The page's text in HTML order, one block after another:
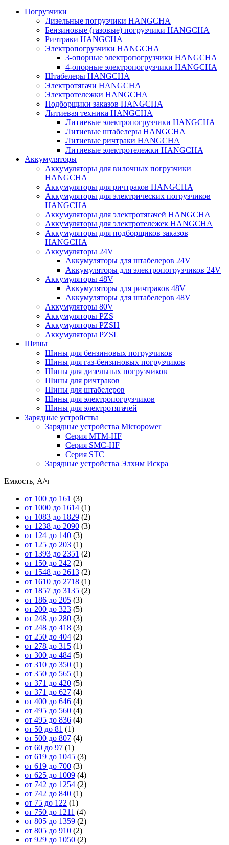
Погрузчики
Дизельные погрузчики HANGCHA
Бензиновые (газовые) погрузчики HANGCHA
Ричтраки HANGCHA
Электропогрузчики HANGCHA
3-опорные электропогрузчики HANGCHA
4-опорные электропогрузчики HANGCHA
Штабелеры HANGCHA
Электротягачи HANGCHA
Электротележки HANGCHA
Подборщики заказов HANGCHA
Литиевая техника HANGCHA
Литиевые электропогрузчики HANGCHA
Литиевые штабелеры HANGCHA
Литиевые ричтраки HANGCHA
Литиевые электротележки HANGCHA
Аккумуляторы
Аккумуляторы для вилочных погрузчики
HANGCHA
Аккумуляторы для ричтраков HANGCHA
Аккумуляторы для электрических погрузчиков
HANGCHA
Аккумуляторы для электротягачей HANGCHA
Аккумуляторы для электротележек HANGCHA
Аккумуляторы для подборщиков заказов
HANGCHA
Аккумуляторы 24V
Аккумуляторы для штабелеров 24V
Аккумуляторы для электропогрузчиков 24V
Аккумуляторы 48V
Аккумуляторы для ричтраков 48V
Аккумуляторы для штабелеров 48V
Аккумуляторы 80V
Аккумуляторы PZS
Аккумуляторы PZSH
Аккумуляторы PZSL
Шины
Шины для бензиновых погрузчиков
Шины для газ-бензиновых погрузчиков
Шины для дизельных погрузчиков
Шины для ричтраков
Шины для штабелеров
Шины для электропогрузчиков
Шины для электротягачей
Зарядные устройства
Зарядные устройства Micropower
Серия MTM-HF
Серия SMC-HF
Серия STC
Зарядные устройства Элхим Искра
Емкость, А/ч
от 100 до 161 (3)
от 1000 до 1614 (1)
от 1083 до 1829 (2)
от 1238 до 2090 (3)
от 124 до 140 (3)
от 125 до 203 (1)
от 1393 до 2351 (2)
от 150 до 242 (2)
от 1548 до 2613 (2)
от 1610 до 2718 (1)
от 1857 до 3135 (2)
от 186 до 205 (3)
от 200 до 323 (5)
от 248 до 280 (3)
от 248 до 418 (3)
от 250 до 404 (2)
от 278 до 315 (1)
от 300 до 484 (5)
от 310 до 350 (1)
от 350 до 565 (1)
от 371 до 420 (5)
от 371 до 627 (4)
от 400 до 646 (4)
от 495 до 560 (4)
от 495 до 836 (4)
от 50 до 81 (1)
от 500 до 807 (4)
от 60 до 97 (1)
от 619 до 1045 (3)
от 619 до 700 (3)
от 625 до 1009 (4)
от 742 до 1254 (2)
от 742 до 840 (1)
от 75 до 122 (1)
от 750 до 1211 (4)
от 805 до 1359 (2)
от 805 до 910 (2)
от 929 до 1050 (2)